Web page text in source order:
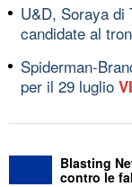
U&D, Soraya di
candidate al
Spiderman-
per il 29 luglio
Blasting
contro le